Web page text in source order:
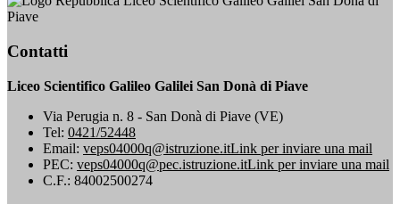
Piave
Contatti
Liceo Scientifico Galileo Galilei San Donà di Piave
Via Perugia n. 8 - San Donà di Piave (VE)
Tel: 0421/52448
Email: veps04000q@istruzione.itLink per inviare una mail
PEC: veps04000q@pec.istruzione.itLink per inviare una mail
C.F.: 84002500274